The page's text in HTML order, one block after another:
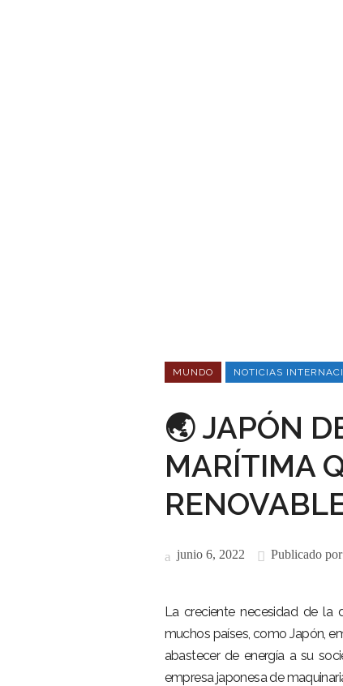
MUNDO NOTICIAS
🌏 JAPÓN
MARÍTIMA
junio 6, 2022 Publicado
La creciente necesidad de la
muchos países, como Japón,
abastecer de energía a su
empresa japonesa de